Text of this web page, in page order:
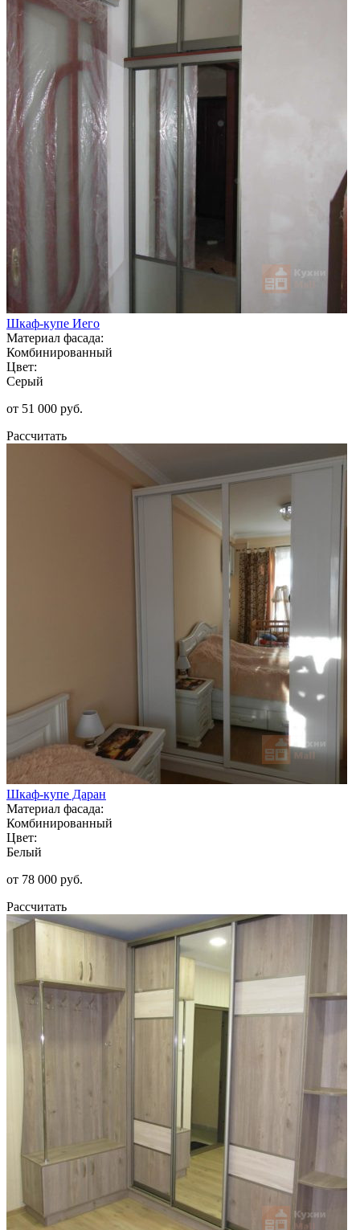
Шкаф-купе Иего
Материал фасада:
Комбинированный
Цвет:
Серый
от 51 000 руб.
Рассчитать
Шкаф-купе Даран
Материал фасада:
Комбинированный
Цвет:
Белый
от 78 000 руб.
Рассчитать